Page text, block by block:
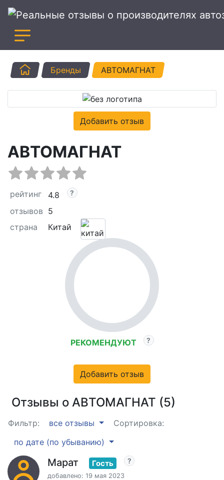
ГлавнаяБренды АВТОМАГНАТ
Добавить отзыв
АВТОМАГНАТ
рейтинг
4.8
отзывов 5
страна
Китай
РЕКОМЕНДУЮТ
Добавить отзыв
Отзывы о АВТОМАГНАТ (5)
Фильтр: все отзывы
Сортировка:
по дате (по убыванию)
Марат Гость
добавлено: 19 мая 2023